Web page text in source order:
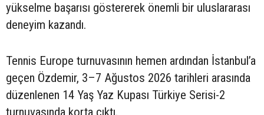
yükselme başarısı göstererek önemli bir uluslararası
deneyim kazandı.
Tennis Europe turnuvasının hemen ardından İstanbul’a
geçen Özdemir, 3–7 Ağustos 2026 tarihleri arasında
düzenlenen 14 Yaş Yaz Kupası Türkiye Serisi-2